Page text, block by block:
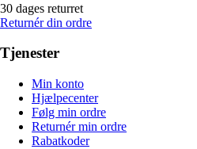
30 dages returret
Returnér din ordre
Tjenester
Min konto
Hjælpecenter
Følg min ordre
Returnér min ordre
Rabatkoder